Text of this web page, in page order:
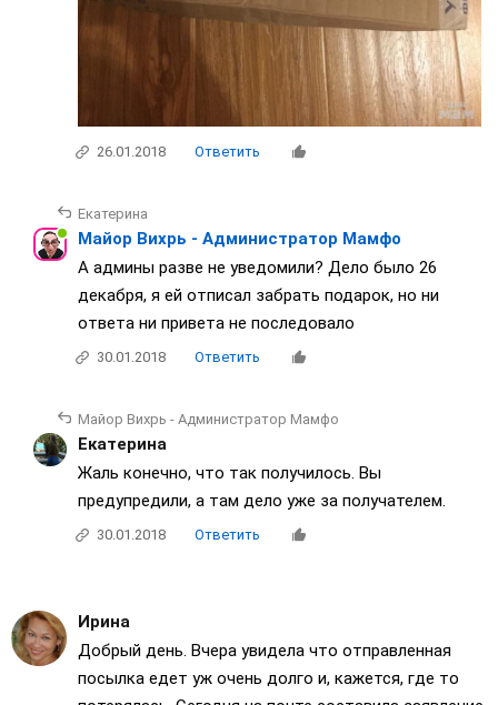
26.01.2018 Ответить
Екатерина
Майор Вихрь - Администратор Мамфо
А админы разве не уведомили? Дело было 26
декабря, я ей отписал забрать подарок, но ни
ответа ни привета не последовало
30.01.2018 Ответить
Майор Вихрь - Администратор Мамфо
Екатерина
Жаль конечно, что так получилось. Вы
предупредили, а там дело уже за получателем.
30.01.2018 Ответить
Ирина
Добрый день. Вчера увидела что отправленная
посылка едет уж очень долго и, кажется, где то